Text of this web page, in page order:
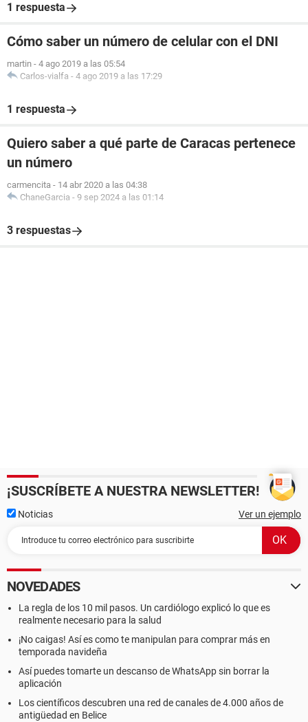
1 respuesta
Cómo saber un número de celular con el DNI
martin - 4 ago 2019 a las 05:54
Carlos-vialfa - 4 ago 2019 a las 17:29
1 respuesta
Quiero saber a qué parte de Caracas pertenece
un número
carmencita - 14 abr 2020 a las 04:38
ChaneGarcia - 9 sep 2024 a las 01:14
3 respuestas
¡SUSCRÍBETE A NUESTRA NEWSLETTER!
Noticias Ver un ejemplo
NOVEDADES
La regla de los 10 mil pasos. Un cardiólogo explicó lo que es
realmente necesario para la salud
¡No caigas! Así es como te manipulan para comprar más en
temporada navideña
Así puedes tomarte un descanso de WhatsApp sin borrar la
aplicación
Los científicos descubren una red de canales de 4.000 años de
antigüedad en Belice